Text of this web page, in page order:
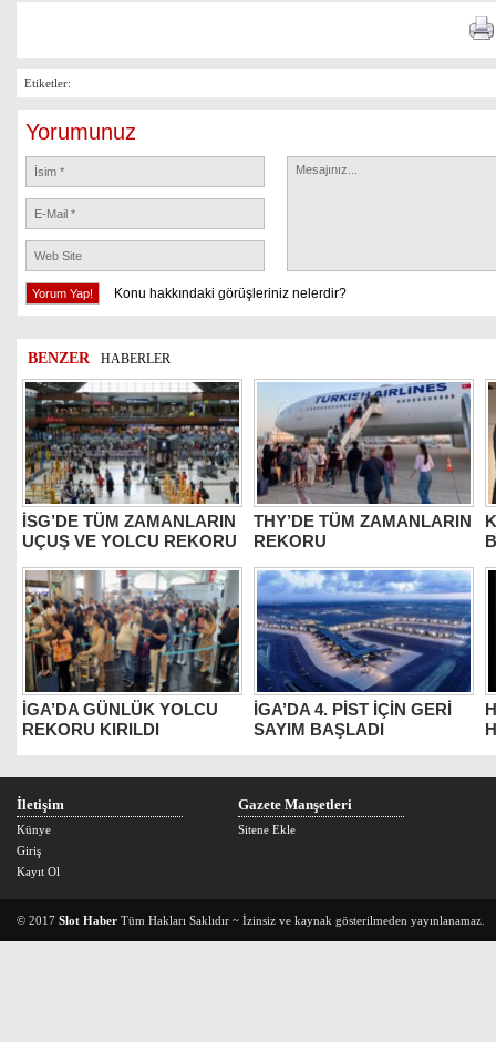
Etiketler:
Yorumunuz
Konu hakkındaki görüşleriniz nelerdir?
BENZER HABERLER
İSG’DE TÜM ZAMANLARIN
UÇUŞ VE YOLCU REKORU
THY’DE TÜM ZAMANLARIN
REKORU
İGA’DA GÜNLÜK YOLCU
REKORU KIRILDI
İGA’DA 4. PİST İÇİN GERİ
SAYIM BAŞLADI
İletişim
Künye
Giriş
Kayıt Ol
Gazete Manşetleri
Sitene Ekle
© 2017 Slot Haber Tüm Hakları Saklıdır ~ İzinsiz ve kaynak gösterilmeden yayınlanamaz.